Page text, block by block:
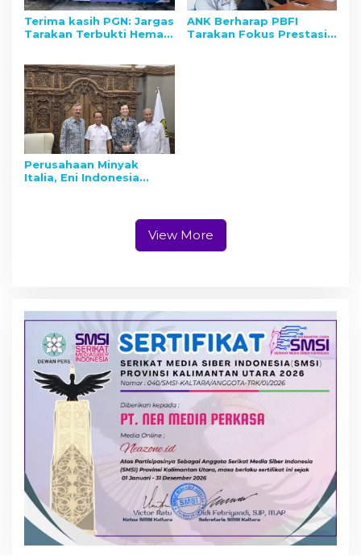
Terima kasih PGN: Jargas
Tarakan Terbukti Hemat
ANK Berharap PBFI
Tarakan Fokus Prestasi
Perusahaan Minyak
Italia, Eni Indonesia
View More